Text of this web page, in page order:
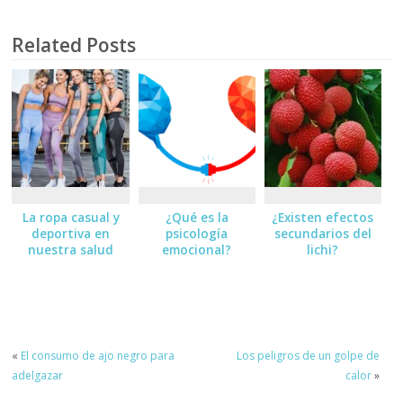
Related Posts
La ropa casual y
deportiva en
nuestra salud
¿Qué es la
psicología
emocional?
¿Existen efectos
secundarios del
lichi?
« El consumo de ajo negro para
adelgazar
Los peligros de un golpe de
calor»